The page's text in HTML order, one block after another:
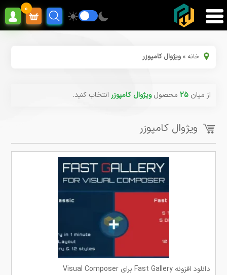
0
خانه »ویژوال کامپوزر
از میان25 محصولویژوال کامپوزر انتخاب کنید.
ویژوال کامپوزر
دانلود افزونه Fast Gallery برای Visual Composer